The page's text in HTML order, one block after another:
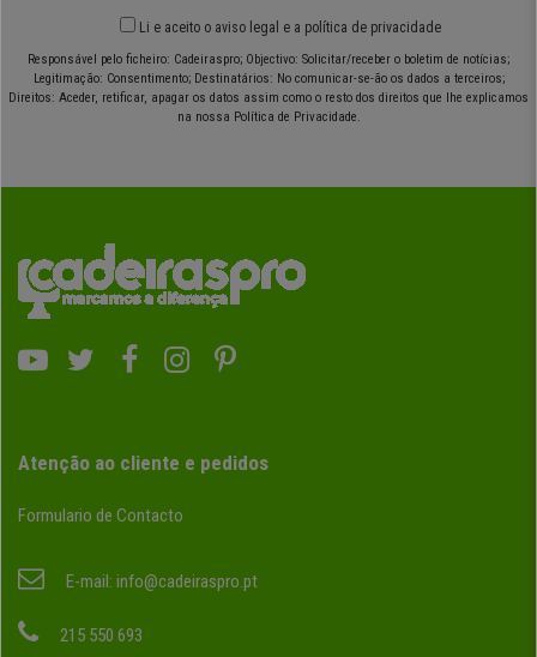
Li e aceito o aviso legal e a política de privacidade
Responsável pelo ficheiro: Cadeiraspro; Objectivo: Solicitar/receber o boletim de notícias;
Legitimação: Consentimento; Destinatários: No comunicar-se-ão os dados a terceiros;
Direitos: Aceder, retificar, apagar os datos assim como o resto dos direitos que lhe explicamos
na nossa Política de Privacidade.
Atenção ao cliente e pedidos
Formulario de Contacto
E-mail: info@cadeiraspro.pt
215 550 693